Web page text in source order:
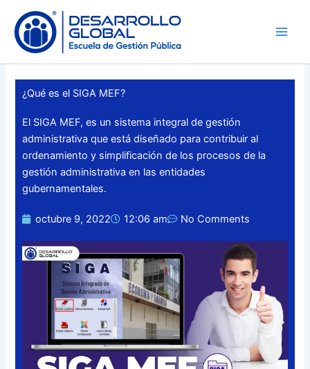
content
¿Qué es el SIGA MEF?
El SIGA MEF, es un sistema integral de gestión
administrativa que está diseñado para contribuir al
ordenamiento y simplificación de los procesos de la
gestión administrativa en las entidades
gubernamentales.
octubre 9, 2022 12:06 am No Comments